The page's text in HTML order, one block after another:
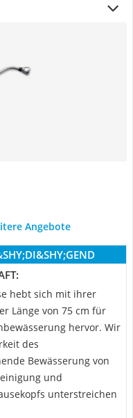
Angebote
hebt sich mit ihrer
Länge von 75 cm für
hervor. Wir
des
Bewässerung von
und
unterstreichen